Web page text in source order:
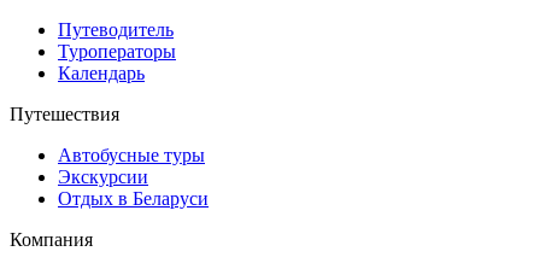
Путеводитель
Туроператоры
Календарь
Путешествия
Автобусные туры
Экскурсии
Отдых в Беларуси
Компания